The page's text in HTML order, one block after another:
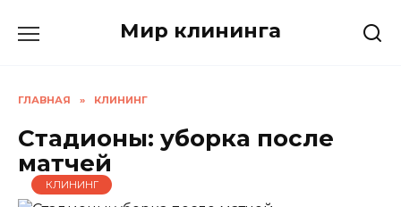
Мир клининга
ГЛАВНАЯ » КЛИНИНГ
Стадионы: уборка после
матчей
КЛИНИНГ